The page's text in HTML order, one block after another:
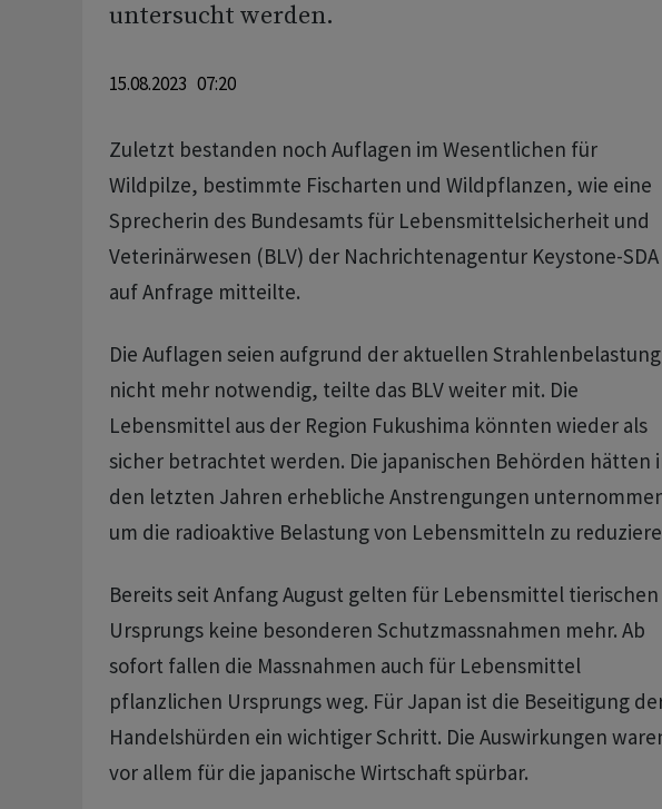
untersucht werden.
15.08.2023 07:20
Zuletzt bestanden noch Auflagen im Wesentlichen für
Wildpilze, bestimmte Fischarten und Wildpflanzen, wie eine
Sprecherin des Bundesamts für Lebensmittelsicherheit und
Veterinärwesen (BLV) der Nachrichtenagentur Keystone-SDA
auf Anfrage mitteilte.
Die Auflagen seien aufgrund der aktuellen Strahlenbelastung
nicht mehr notwendig, teilte das BLV weiter mit. Die
Lebensmittel aus der Region Fukushima könnten wieder als
sicher betrachtet werden. Die japanischen Behörden hätten
den letzten Jahren erhebliche Anstrengungen
um die radioaktive Belastung von Lebensmitteln zu
Bereits seit Anfang August gelten für Lebensmittel tierischen
Ursprungs keine besonderen Schutzmassnahmen mehr. Ab
sofort fallen die Massnahmen auch für Lebensmittel
pflanzlichen Ursprungs weg. Für Japan ist die Beseitigung
Handelshürden ein wichtiger Schritt. Die Auswirkungen
vor allem für die japanische Wirtschaft spürbar.